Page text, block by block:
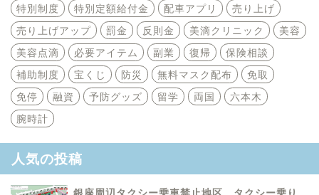
特別制度
特別定額給付金 配車アプリ
売り上げ
売り上げアップ
罰金 反則金 美滴クリニック
美容
美容点滴
必要アイテム 副業 復帰
保険相談
補助制度
宝くじ 防災 無料マスク配布
免取
免停
融資 予防グッズ 留学 両国
六本木
腕時計
人気の投稿